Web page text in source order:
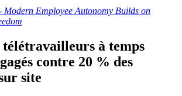
Modern Employee Autonomy Builds on
télétravailleurs à temps
contre 20 % des
site